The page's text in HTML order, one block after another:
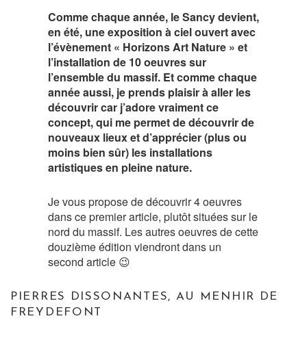
Comme chaque année, le Sancy devient,
en été, une exposition à ciel ouvert avec
l’évènement « Horizons Art Nature » et
l’installation de 10 oeuvres sur
l’ensemble du massif. Et comme chaque
année aussi, je prends plaisir à aller les
découvrir car j’adore vraiment ce
concept, qui me permet de découvrir de
nouveaux lieux et d’apprécier (plus ou
moins bien sûr) les installations
artistiques en pleine nature.
Je vous propose de découvrir 4 oeuvres
dans ce premier article, plutôt situées sur le
nord du massif. Les autres oeuvres de cette
douzième édition viendront dans un
second article 😉
PIERRES DISSONANTES, AU MENHIR DE
FREYDEFONT